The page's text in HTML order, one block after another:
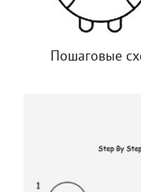
Пошаговые